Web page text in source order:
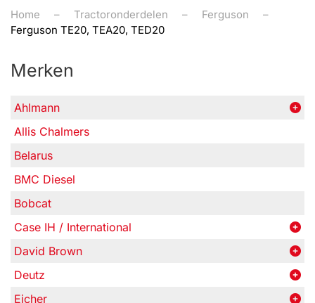
Home Tractoronderdelen
Ferguson
Ferguson TE20, TEA20, TED20
Merken
Ahlmann
Allis Chalmers
Belarus
BMC Diesel
Bobcat
Case IH / International
David Brown
Deutz
Eicher